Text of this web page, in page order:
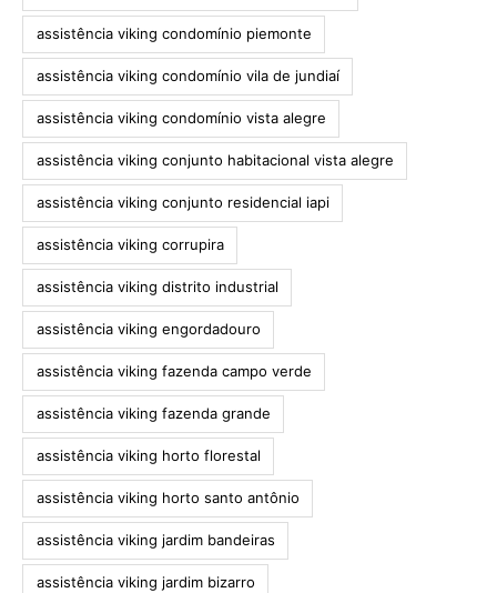
assistência viking condomínio piemonte
assistência viking condomínio vila de jundiaí
assistência viking condomínio vista alegre
assistência viking conjunto habitacional vista alegre
assistência viking conjunto residencial iapi
assistência viking corrupira
assistência viking distrito industrial
assistência viking engordadouro
assistência viking fazenda campo verde
assistência viking fazenda grande
assistência viking horto florestal
assistência viking horto santo antônio
assistência viking jardim bandeiras
assistência viking jardim bizarro